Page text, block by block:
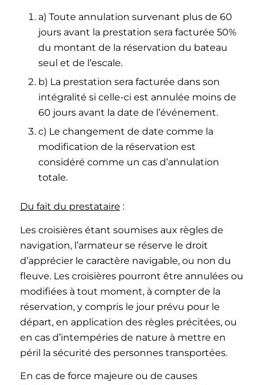
a) Toute annulation survenant plus de 60
jours avant la prestation sera facturée 50%
du montant de la réservation du bateau
seul et de l’escale.
b) La prestation sera facturée dans son
intégralité si celle-ci est annulée moins de
60 jours avant la date de l’événement.
c) Le changement de date comme la
modification de la réservation est
considéré comme un cas d’annulation
totale.
Du fait du prestataire :
Les croisières étant soumises aux règles de
navigation, l’armateur se réserve le droit
d’apprécier le caractère navigable, ou non du
fleuve. Les croisières pourront être annulées ou
modifiées à tout moment, à compter de la
réservation, y compris le jour prévu pour le
départ, en application des règles précitées, ou
en cas d’intempéries de nature à mettre en
péril la sécurité des personnes transportées.
En cas de force majeure ou de causes